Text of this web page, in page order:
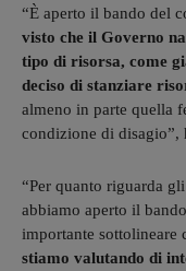
“È aperto il bando del
visto che il Governo
tipo di risorsa, come
deciso di stanziare
almeno in parte quella
condizione di disagio”,
“Per quanto riguarda
abbiamo aperto il
importante sottolineare
stiamo valutando di